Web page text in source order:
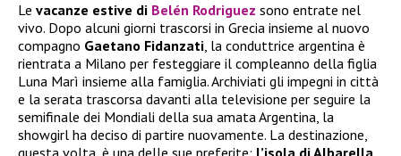
Le vacanze estive di Belén Rodriguez sono entrate nel
vivo. Dopo alcuni giorni trascorsi in Grecia insieme al nuovo
compagno Gaetano Fidanzati, la conduttrice argentina è
rientrata a Milano per festeggiare il compleanno della figlia
Luna Marì insieme alla famiglia. Archiviati gli impegni in città
e la serata trascorsa davanti alla televisione per seguire la
semifinale dei Mondiali della sua amata Argentina, la
showgirl ha deciso di partire nuovamente. La destinazione,